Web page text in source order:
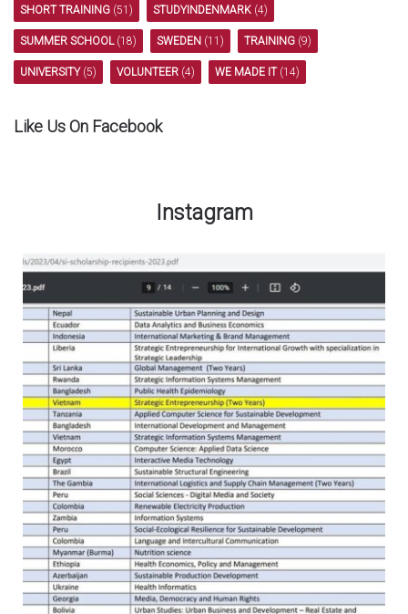
SHORT TRAINING (51) STUDYINDENMARK (4)
SUMMER SCHOOL(18) SWEDEN (11) TRAINING (9)
UNIVERSITY(5) VOLUNTEER (4) WE MADE IT(14)
Like Us On Facebook
Instagram